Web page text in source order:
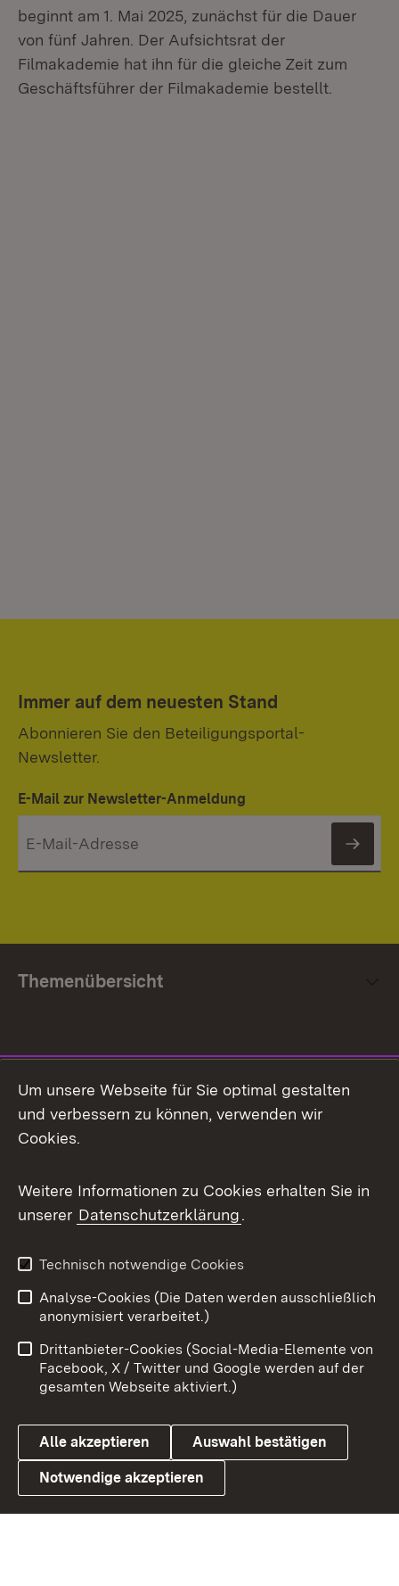
beginnt am 1. Mai 2025, zunächst für die Dauer
von fünf Jahren. Der Aufsichtsrat der
Filmakademie hat ihn für die gleiche Zeit zum
Geschäftsführer der Filmakademie bestellt.
Immer auf dem neuesten Stand
Abonnieren Sie den Beteiligungsportal-
Newsletter.
E-Mail zur Newsletter-Anmeldung
Themenübersicht
Facebook
X / Twitter
Youtube
Link zum Landesportal
Impressum
Kontakt
Barrierefreiheit
Datenschutz
Cookies
Um unsere Webseite für Sie optimal gestalten
und verbessern zu können, verwenden wir
Cookies.
Weitere Informationen zu Cookies erhalten Sie in
unserer Datenschutzerklärung.
Technisch notwendige Cookies
Analyse-Cookies (Die Daten werden ausschließlich
anonymisiert verarbeitet.)
Drittanbieter-Cookies (Social-Media-Elemente von
Facebook, X / Twitter und Google werden auf der
gesamten Webseite aktiviert.)
Alle akzeptieren Auswahl bestätigen
Notwendige akzeptieren